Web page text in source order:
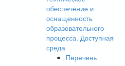
обеспечение и
оснащенность
образовательного
процесса. Доступная
среда
Перечень